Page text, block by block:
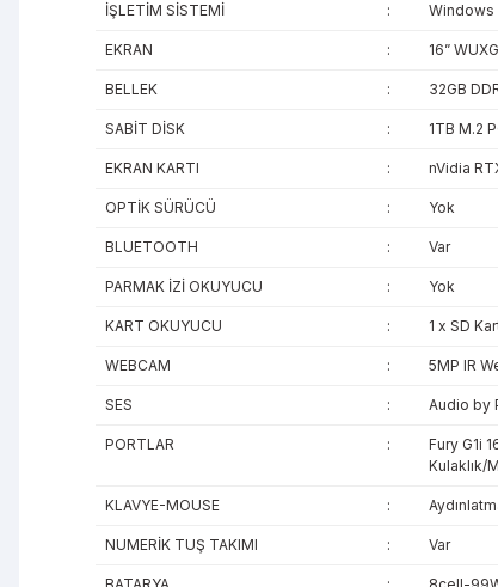
İŞLETİM SİSTEMİ : Windows
EKRAN : 16”
BELLEK : 32GB
SABİT DİSK : 1TB M.2
EKRAN KARTI : nVidia
OPTİK SÜRÜCÜ : Yok
BLUETOOTH : Var
PARMAK İZİ OKUYUCU : Yok
KART OKUYUCU : 1 x SD
WEBCAM : 5MP IR
SES : Audio by
PORTLAR :
Fury G1i
Kulaklık/
KLAVYE-MOUSE :
NUMERİK TUŞ TAKIMI : Var